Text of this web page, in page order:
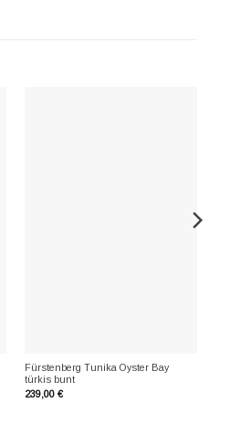
Fürstenberg Tunika Oyster Bay
türkis bunt
239,00 €